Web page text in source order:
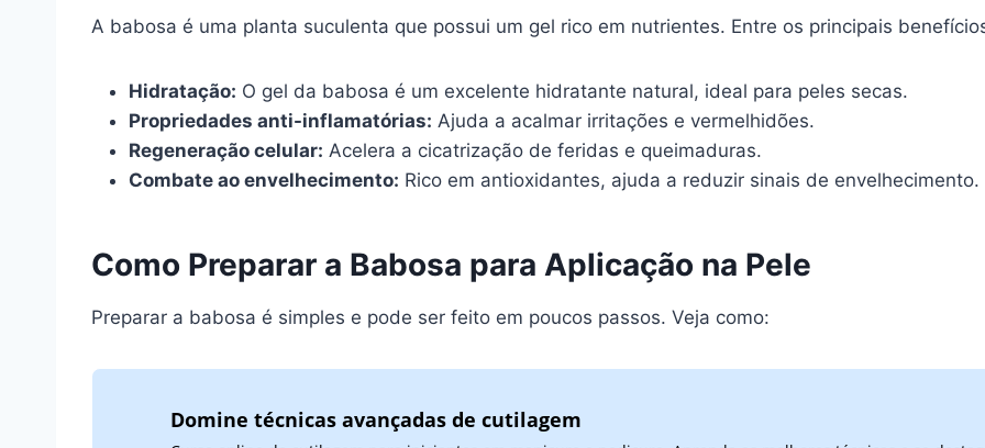
A babosa é uma planta suculenta que possui um gel rico em nutrientes. Entre os principais
Hidratação: O gel da babosa é um excelente hidratante natural, ideal para peles secas.
Propriedades anti-inflamatórias: Ajuda a acalmar irritações e vermelhidões.
Regeneração celular: Acelera a cicatrização de feridas e queimaduras.
Combate ao envelhecimento: Rico em antioxidantes, ajuda a reduzir sinais de envelhecimento.
Como Preparar a Babosa para Aplicação na Pele
Preparar a babosa é simples e pode ser feito em poucos passos. Veja como:
Domine técnicas avançadas de cutilagem